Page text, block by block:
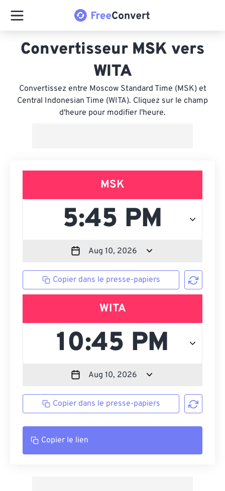
Convertisseur MSK vers
WITA
Convertissez entre Moscow Standard Time (MSK) et
Central Indonesian Time (WITA). Cliquez sur le champ
d'heure pour modifier l'heure.
MSK
Copier dans le presse-papiers
WITA
Copier dans le presse-papiers
Copier le lien